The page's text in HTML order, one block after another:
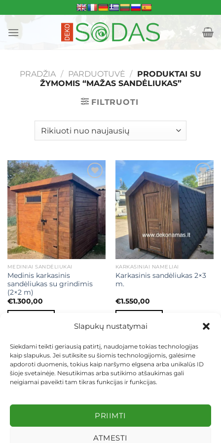
Slapukų nustatymai
Siekdami teikti geriausią patirtį, naudojame tokias technologijas
kaip slapukus. Jei sutiksite su šiomis technologijomis, galėsime
apdoroti duomenis, tokius kaip naršymo elgsena arba unikalūs ID
šioje svetainėje. Nesutikimas arba sutikimo atšaukimas gali
neigiamai paveikti tam tikras funkcijas ir funkcijas.
PRIIMTI
ATMESTI
to
content
PRADŽIA / PARDUOTUVĖ / PRODUKTAI SU
ŽYMOMIS “MAŽAS SANDĖLIUKAS”
FILTRUOTI
Mėgstamiausias
MEDINIAI SANDĖLIUKAI
Medinis karkasinis
sandėliukas su grindimis
(2×2 m)
€1.300,00
Mėgstamiausias
KARKASINIAI NAMELIAI
Karkasinis sandėliukas 2×3
m.
€1.550,00
KEITIMAS IR GRĄŽINIMAS
PRIVATUMO POLITIKA
Visos teisės saugomos 2026 ©dekosodas.lt